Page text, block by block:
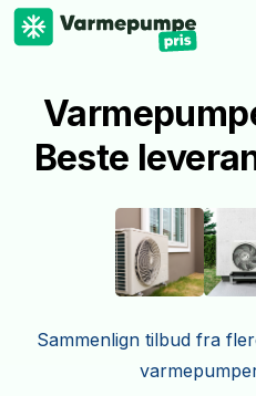
Beste
Sammenlign tilbud fra